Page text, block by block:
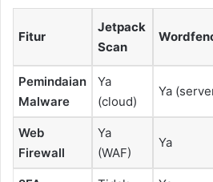
Fitur
Jetpack
Scan
Pemindaian
Malware
Ya
(cloud)
Ya
Web
Firewall
Ya
(WAF)
Ya